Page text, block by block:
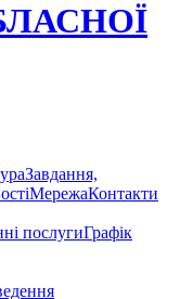
Завдання,
МережаКонтакти
послугиГрафік